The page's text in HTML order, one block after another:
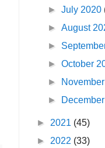
►July 2020
►August
►
►October
►
►
► 2021 (45)
► 2022 (33)